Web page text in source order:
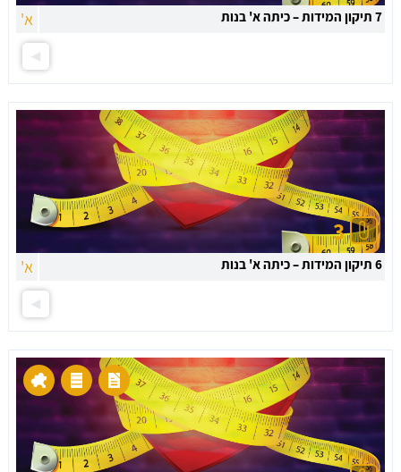
7 תיקון המידות – כיתה א' בנות א'
3
6 תיקון המידות – כיתה א' בנות א'